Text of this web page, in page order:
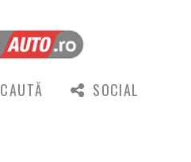
CAUTĂ SOCIAL